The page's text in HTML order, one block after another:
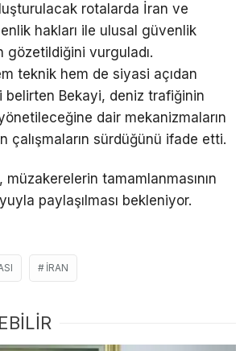
rotalarda İran ve
hakları ile ulusal güvenlik
gözetildiğini vurguladı.
teknik hem de siyasi açıdan
belirten Bekayi, deniz trafiğinin
dair mekanizmaların
çalışmaların sürdüğünü ifade etti.
müzakerelerin tamamlanmasının
paylaşılması bekleniyor.
İRAN